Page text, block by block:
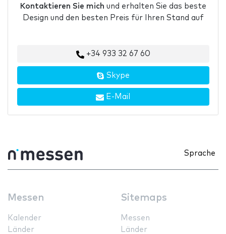
Kontaktieren Sie mich und erhalten Sie das beste
Design und den besten Preis für Ihren Stand auf
+34 933 32 67 60
Skype
E-Mail
Sprache
Messen
Kalender
Länder
Sitemaps
Messen
Länder